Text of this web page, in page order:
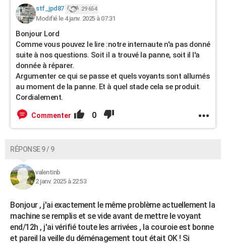
stf_jpd87 29 654
Modifié le 4 janv. 2025 à 07:31
Bonjour Lord
Comme vous pouvez le lire :notre internaute n'a pas donné
suite à nos questions. Soit il a trouvé la panne, soit il l'a
donnée à réparer.
Argumenter ce qui se passe et quels voyants sont allumés
au moment de la panne. Et à quel stade cela se produit.
Cordialement.
Commenter 0
RÉPONSE 9 / 9
valentinb
2 janv. 2025 à 22:53
Bonjour , j'ai exactement le même problème actuellement la
machine se remplis et se vide avant de mettre le voyant
end/12h , j'ai vérifié toute les arrivées , la couroie est bonne
et pareil la veille du déménagement tout était OK ! Si